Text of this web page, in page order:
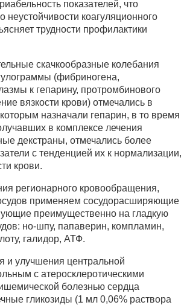
показателей, что
неустойчивости коагуляционного
трудности профилактики
скачкообразные колебания
(фибриногена,
к гепарину, протромбинового
вязкости крови) отмечались в
назначали гепарин, в то время
в комплексе лечения
декстраны, отмечались более
с тенденцией их к нормализации,
крови.
регионарного кровообращения,
применяем сосудорасширяющие
преимущественно на гладкую
но-шпу, папаверин, компламин,
галидор, АТФ.
и улучшения центральной
с атеросклеротическими
болезнью сердца
гликозиды (1 мл 0,06% раствора